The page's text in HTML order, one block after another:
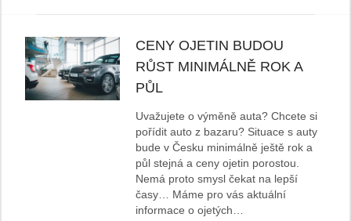
CENY OJETIN BUDOU
RŮST MINIMÁLNĚ ROK A
PŮL
Uvažujete o výměně auta? Chcete si
pořídit auto z bazaru? Situace s auty
bude v Česku minimálně ještě rok a
půl stejná a ceny ojetin porostou.
Nemá proto smysl čekat na lepší
časy… Máme pro vás aktuální
informace o ojetých…